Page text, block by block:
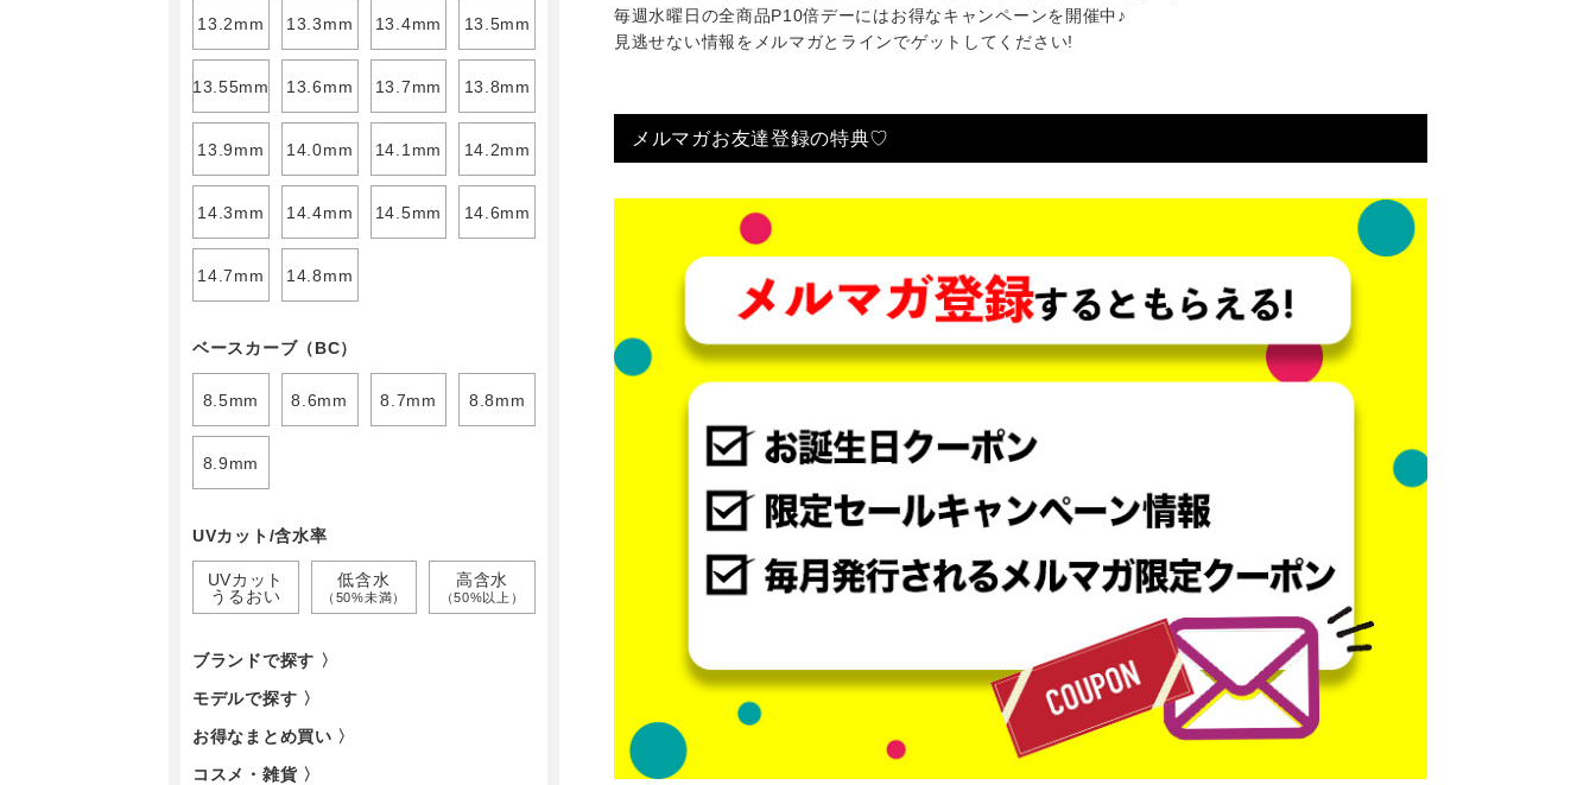
13.2mm 13.3mm 13.4mm 13.5mm
13.55mm 13.6mm 13.7mm 13.8mm
13.9mm 14.0mm 14.1mm 14.2mm
14.3mm 14.4mm 14.5mm 14.6mm
14.7mm 14.8mm
ベースカーブ（BC）
8.5mm 8.6mm 8.7mm 8.8mm
8.9mm
UVカット/含水率
UVカット
うるおい
低含水
（50%未満）
高含水
（50%以上）
ブランドで探す 〉
モデルで探す 〉
お得なまとめ買い 〉
コスメ・雑貨 〉
毎週水曜日の全商品P10倍デーにはお得なキャンペーンを開催中♪
見逃せない情報をメルマガとラインでゲットしてください!
メルマガお友達登録の特典♡